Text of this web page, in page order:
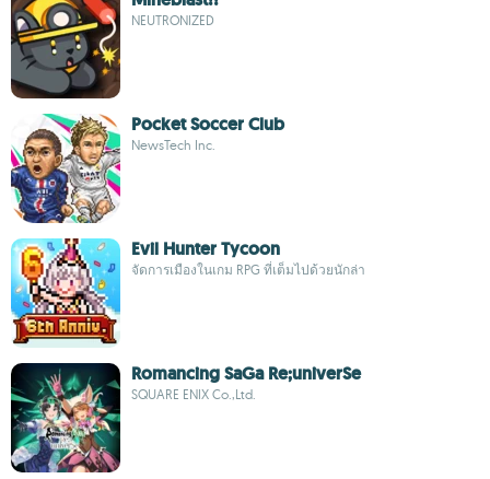
NEUTRONIZED
Pocket Soccer Club
NewsTech Inc.
Evil Hunter Tycoon
จัดการเมืองในเกม RPG ที่เต็มไปด้วยนักล่า
Romancing SaGa Re;univerSe
SQUARE ENIX Co.,Ltd.